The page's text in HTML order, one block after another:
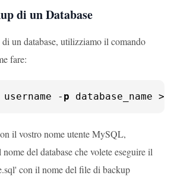
di un Database
un database, utilizziamo il comando
fare:
- p database_name
il vostro nome utente MySQL,
del database che volete eseguire il
con il nome del file di backup